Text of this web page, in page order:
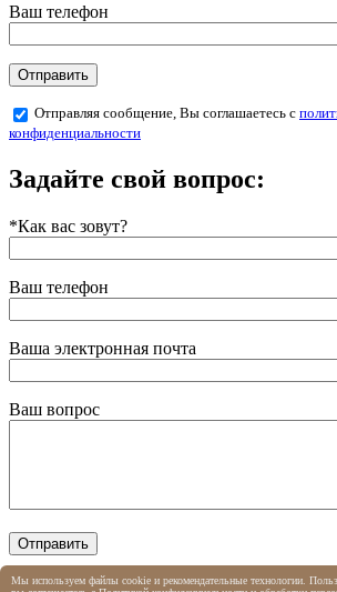
Ваш телефон
Отправляя сообщение, Вы соглашаетесь с
конфиденциальности
Задайте свой вопрос:
*Как вас зовут?
Ваш телефон
Ваша электронная почта
Ваш вопрос
Отправляя сообщение, Вы соглашаетесь с
Мы используем файлы cookie и рекомендательные технологии.